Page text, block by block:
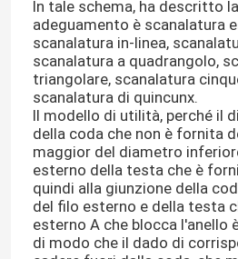
Prodotti
Video
Su di noi
Visita alla fabbrica
Controllo Qualità
In tale schema, ha descritto
adeguamento è scanalatura
scanalatura in-linea,
scanalatura a quadrangolo,
triangolare, scanalatura
scanalatura di quincunx.
Il modello di utilità, perché il
della coda che non è fornita
maggior del diametro
esterno della testa che è
quindi alla giunzione della
del filo esterno e della testa
esterno A che blocca l'anello
di modo che il dado di